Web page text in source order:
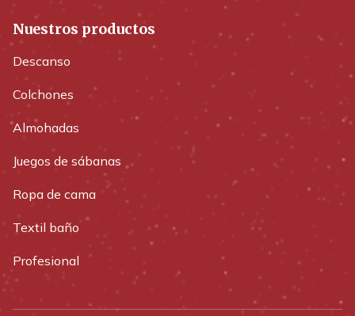
Nuestros productos
Descanso
Colchones
Almohadas
Juegos de sábanas
Ropa de cama
Textil baño
Profesional